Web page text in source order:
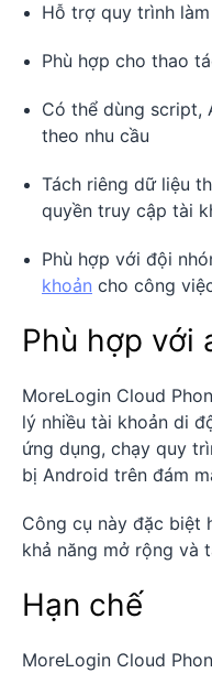
Hỗ trợ quy trình
Phù hợp cho thao
Có thể dùng script,
theo nhu cầu
Tách riêng dữ liệu
quyền truy cập tài
Phù hợp với đội
khoản cho công
Phù hợp với
MoreLogin Cloud
lý nhiều tài khoản di
ứng dụng, chạy quy
bị Android trên đám
Công cụ này đặc biệt
khả năng mở rộng và
Hạn chế
MoreLogin Cloud